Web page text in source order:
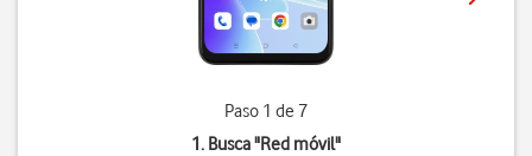
Paso 1 de 7
1. Busca "Red móvil"